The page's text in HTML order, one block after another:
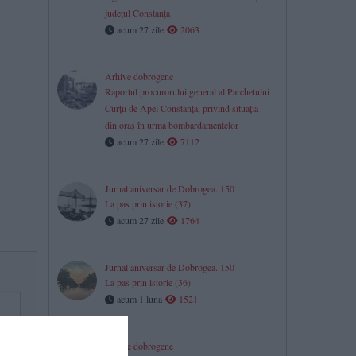
județul Constanța
acum 27 zile
2063
Arhive dobrogene
Raportul procurorului general al Parchetului
Curţii de Apel Constanţa, privind situaţia
din oraş în urma bombardamentelor
acum 27 zile
7112
Jurnal aniversar de Dobrogea. 150
La pas prin istorie (37)
acum 27 zile
1764
Jurnal aniversar de Dobrogea. 150
La pas prin istorie (36)
acum 1 luna
1521
Arhive dobrogene